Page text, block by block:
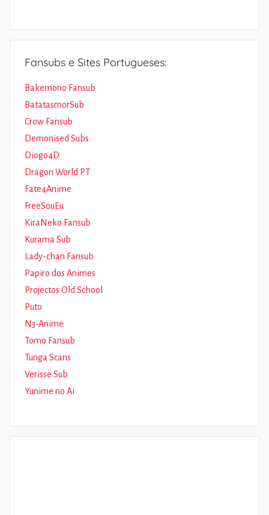
Fansubs e Sites Portugueses:
Bakemono Fansub
BatatasmorSub
Crow Fansub
Demonised Subs
Diogo4D
Dragon World PT
Fate4Anime
FreeSouEu
KiraNeko Fansub
Kurama Sub
Lady-chan Fansub
Papiro dos Animes
Projectos Old School
Puto
N3-Anime
Tomo Fansub
Tunga Scans
Verisse Sub
Yunime no Ai